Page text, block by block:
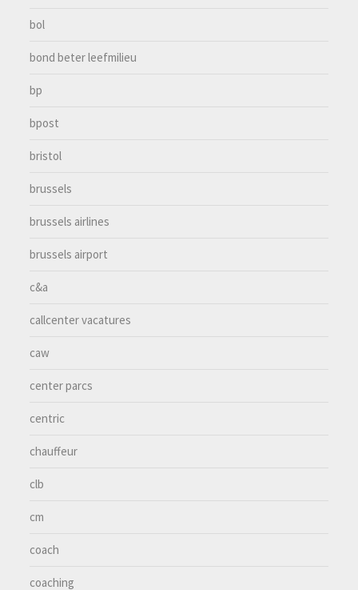
bol
bond beter leefmilieu
bp
bpost
bristol
brussels
brussels airlines
brussels airport
c&a
callcenter vacatures
caw
center parcs
centric
chauffeur
clb
cm
coach
coaching